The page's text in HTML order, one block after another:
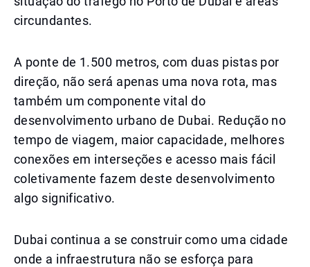
circundantes.
A ponte de 1.500 metros, com duas pistas por
direção, não será apenas uma nova rota, mas
também um componente vital do
desenvolvimento urbano de Dubai. Redução no
tempo de viagem, maior capacidade, melhores
conexões em interseções e acesso mais fácil
coletivamente fazem deste desenvolvimento
algo significativo.
Dubai continua a se construir como uma cidade
onde a infraestrutura não se esforça para